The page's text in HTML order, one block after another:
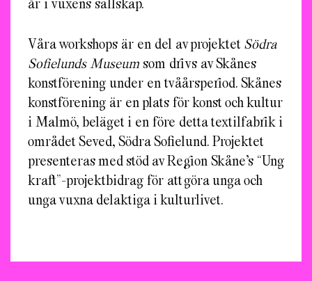
år i vuxens sällskap.
Våra workshops är en del av projektet Södra
Sofielunds Museum som drivs av Skånes
konstförening under en tvåårsperiod. Skånes
konstförening är en plats för konst och kultur
i Malmö, beläget i en före detta textilfabrik i
området Seved, Södra Sofielund. Projektet
presenteras med stöd av Region Skåne’s “Ung
kraft”-projektbidrag för att göra unga och
unga vuxna delaktiga i kulturlivet.